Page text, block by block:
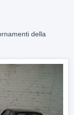
della